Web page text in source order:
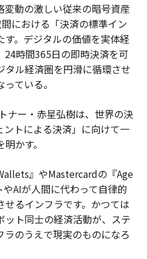
変動の激しい従来の暗号資産
における「決済の標準イン
す。デジタルの価値を実体経
24時間365日の即時決済を可
ル経済圏を円滑に循環させ
ている。
ナー・赤星弘樹は、世界の決
トによる決済」に向けて一
かす。
』やMastercardの『Age
AIが人間に代わって自律的
せるインフラです。かつては
ト同士の経済活動が、ステ
のうえで現実のものになろ